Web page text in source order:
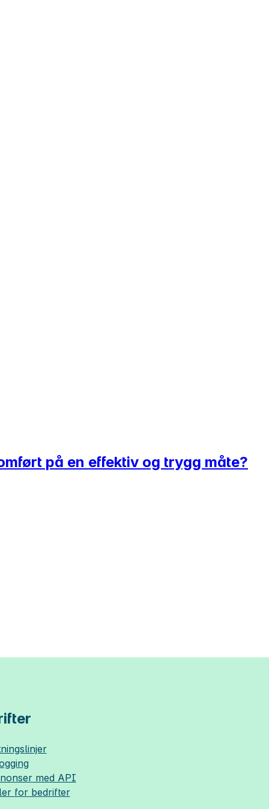
på en effektiv og trygg måte?
med API
for bedrifter